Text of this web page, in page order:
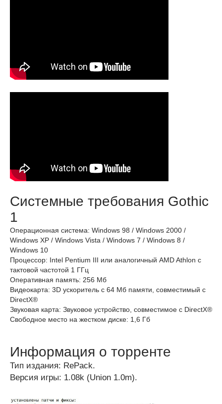
Системные требования Gothic
1
Операционная система: Windows 98 / Windows 2000 /
Windows XP / Windows Vista / Windows 7 / Windows 8 /
Windows 10
Процессор: Intel Pentium III или аналогичный AMD Athlon с
тактовой частотой 1 ГГц
Оперативная память: 256 Мб
Видеокарта: 3D ускоритель с 64 Мб памяти, совместимый с
DirectX®
Звуковая карта: Звуковое устройство, совместимое с DirectX®
Свободное место на жестком диске: 1,6 Гб
Информация о торренте
Тип издания: RePack.
Версия игры: 1.08k (Union 1.0m).